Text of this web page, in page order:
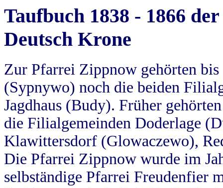
Taufbuch 1838 - 1866
Deutsch Krone
Zur Pfarrei Zippnow gehörten
(Sypnywo) noch die beiden
Jagdhaus (Budy). Früher
die Filialgemeinden Doderlage
Klawittersdorf (Glowaczewo),
Die Pfarrei Zippnow wurde im
selbständige Pfarrei Freudenfier